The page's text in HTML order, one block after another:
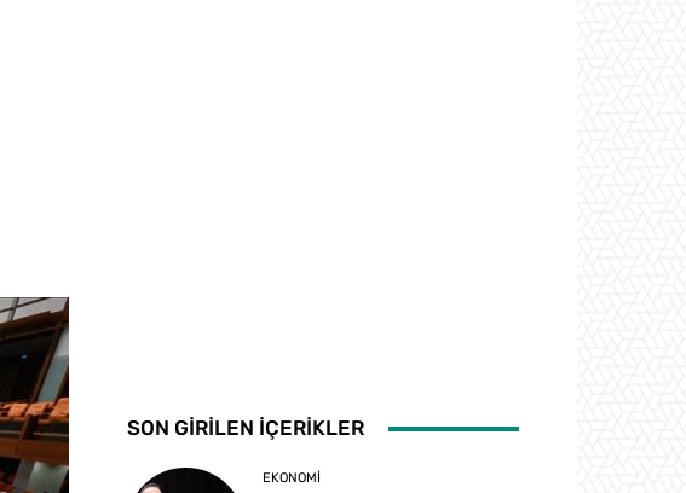
SON GİRİLEN İÇERİKLER
EKONOMI